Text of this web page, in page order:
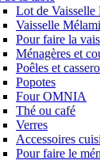
Lot de Vaisselle
Vaisselle
Pour faire la
Ménagères et
Poêles et
Popotes
Four OMNIA
Thé ou café
Verres
Accessoires
Pour faire le